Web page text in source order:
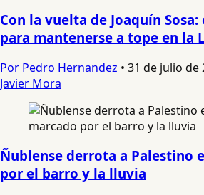
Con la vuelta de Joaquín
para mantenerse a tope en la
Por Pedro Hernandez • 31 de julio de
Javier Mora
Ñublense derrota a Palestino
por el barro y la lluvia